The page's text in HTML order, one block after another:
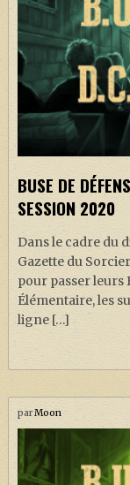
BUSE DE
SESSION 2020
Dans le cadre du
Gazette du
pour passer leurs
Élémentaire, les
ligne […]
parMoon